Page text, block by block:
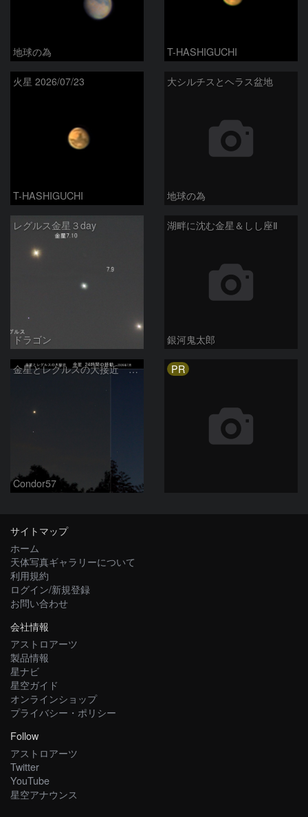
地球の為 T-HASHIGUCHI
火星 2026/07/23
T-HASHIGUCHI
大シルチスとヘラス盆地
地球の為
レグルス金星３day
ドラゴン
湖畔に沈む金星＆しし座Ⅱ
銀河鬼太郎
金星とレグルスの大接近 金星 24時間の移動 (9日/10日)
Condor57
PR
サイトマップ
ホーム
天体写真ギャラリーについて
利用規約
ログイン/新規登録
お問い合わせ
会社情報
アストロアーツ
製品情報
星ナビ
星空ガイド
オンラインショップ
プライバシー・ポリシー
Follow
アストロアーツ
Twitter
YouTube
星空アナウンス